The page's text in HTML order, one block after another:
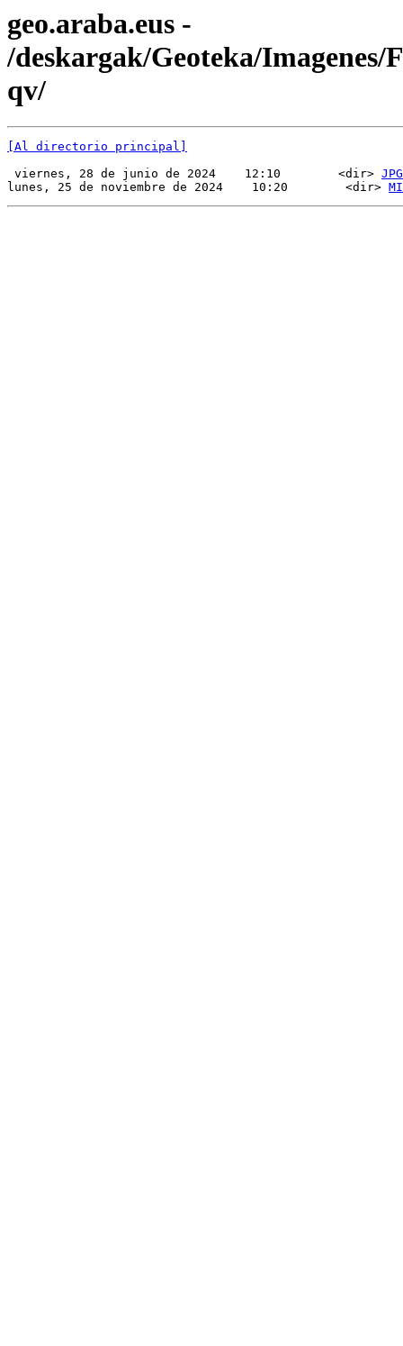
geo.araba.eus -
/deskargak/Geoteka/Imagenes/
qv/
[Al directorio principal]
viernes, 28 de junio de 2024    12:10        <dir> JPG
lunes, 25 de noviembre de 2024    10:20        <dir>